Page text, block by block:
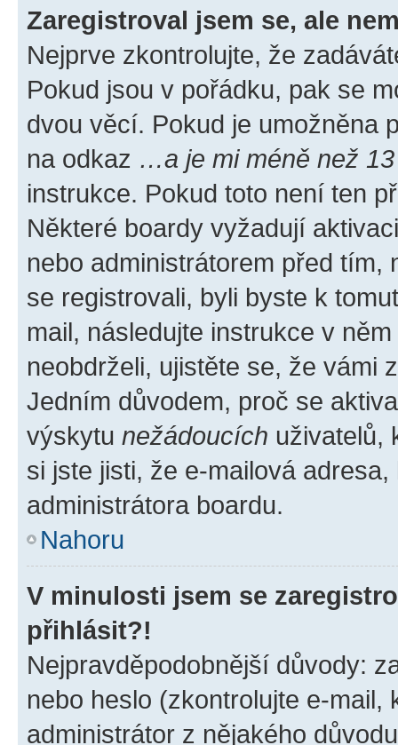
Zaregistroval jsem se, ale
Nejprve zkontrolujte, že
Pokud jsou v pořádku, pak se
dvou věcí. Pokud je umožněna
na odkaz …a je mi méně než
instrukce. Pokud toto není ten
Některé boardy vyžadují
nebo administrátorem před tím,
se registrovali, byli byste k
mail, následujte instrukce v
neobdrželi, ujistěte se, že vámi
Jedním důvodem, proč se
výskytu nežádoucích uživatelů,
si jste jisti, že e-mailová
administrátora boardu.
Nahoru
V minulosti jsem se
přihlásit?!
Nejpravděpodobnější důvody:
nebo heslo (zkontrolujte e-
administrátor z nějakého